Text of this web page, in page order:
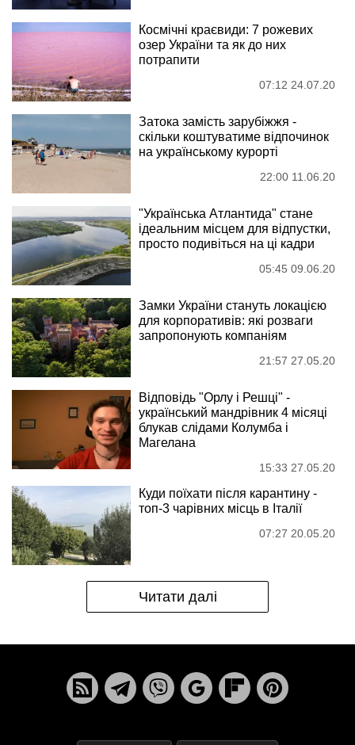
Космічні краєвиди: 7 рожевих
озер України та як до них
потрапити
07:12 24.07.20
Затока замість зарубіжжя -
скільки коштуватиме відпочинок
на українському курорті
22:00 11.06.20
"Українська Атлантида" стане
ідеальним місцем для відпустки,
просто подивіться на ці кадри
05:45 09.06.20
Замки України стануть локацією
для корпоративів: які розваги
запропонують компаніям
21:57 27.05.20
Відповідь "Орлу і Решці" -
український мандрівник 4 місяці
блукав слідами Колумба і
Магелана
15:33 27.05.20
Куди поїхати після карантину -
топ-3 чарівних місць в Італії
07:27 20.05.20
Читати далі